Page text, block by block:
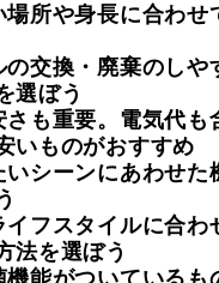
所や身長に合わせ
交換・廃棄のしや
選ぼう
も重要。電気代も
いものがおすすめ
シーンにあわせた
フスタイルに合わ
法を選ぼう
能がついているも